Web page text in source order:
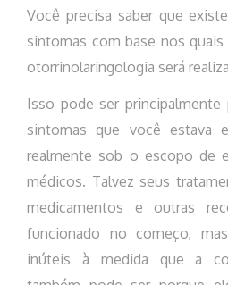
Você precisa saber que
sintomas com base nos
otorrinolaringologia será
Isso pode ser
sintomas que você estava
realmente sob o escopo de
médicos. Talvez seus
medicamentos e outras
funcionado no começo,
inúteis à medida que a